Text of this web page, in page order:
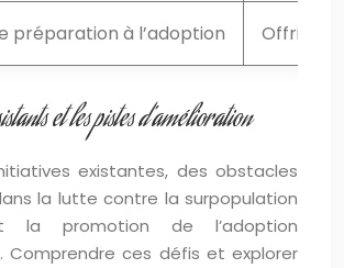
préparation à l’adoption Offrir
et les pistes d’amélioration
existantes, des obstacles
la lutte contre la surpopulation
la promotion de l’adoption
Comprendre ces défis et explorer